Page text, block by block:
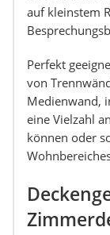
auf kleinstem
Perfekt
von
Medienwand,
eine Vielzahl
können oder